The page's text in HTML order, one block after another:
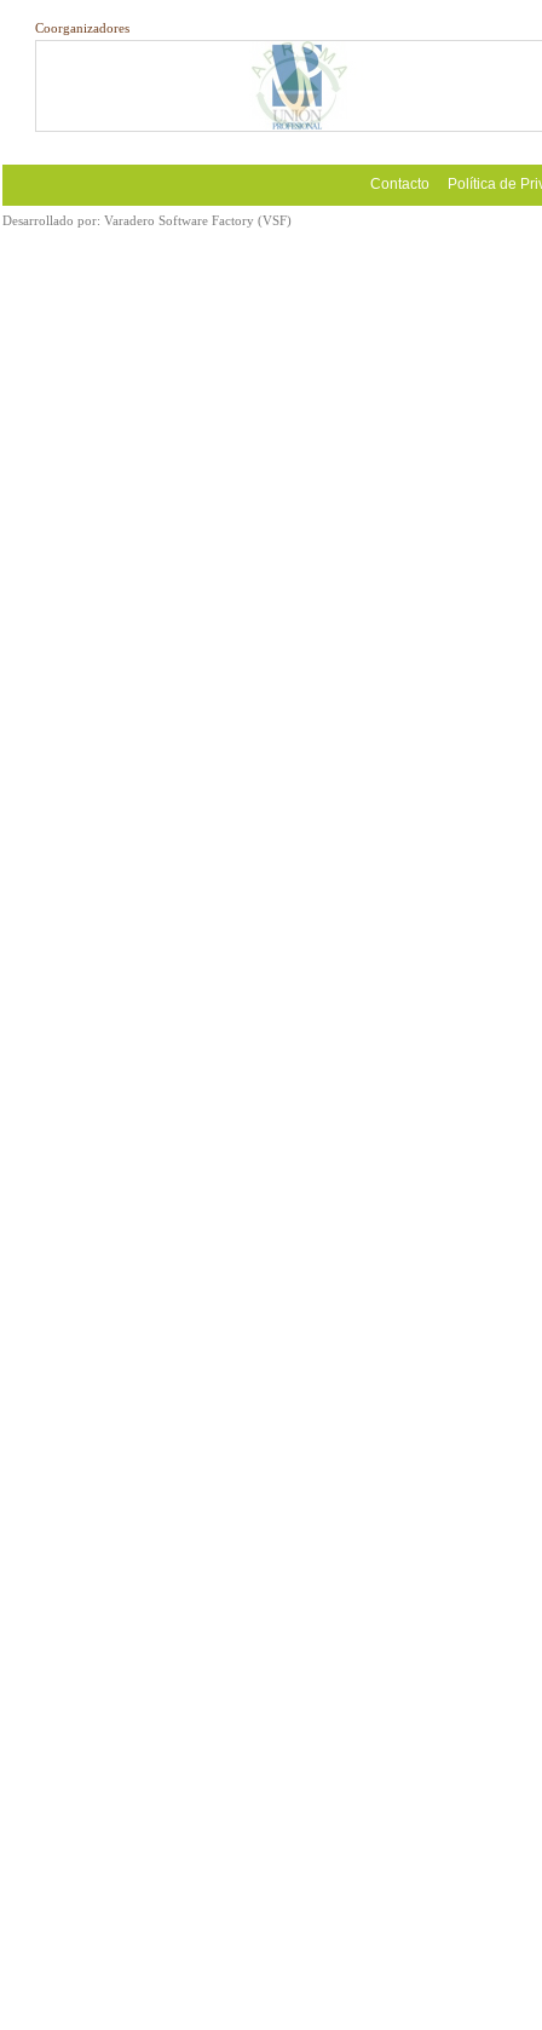
Coorganizadores
Contacto Política de
Desarrollado por: Varadero Software Factory (VSF)